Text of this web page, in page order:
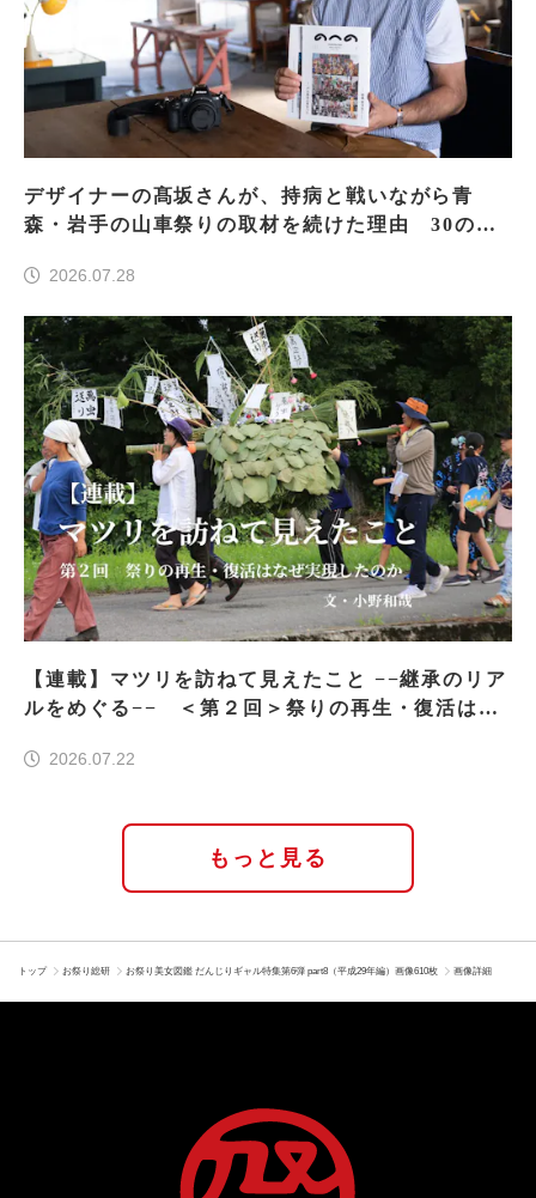
デザイナーの髙坂さんが、持病と戦いながら青
森・岩手の山車祭りの取材を続けた理由 30の山
2026.07.28
【連載】マツリを訪ねて見えたこと −−継承のリア
ルをめぐる−− ＜第２回＞祭りの再生・復活はな
2026.07.22
もっと見る
トップ お祭り総研 お祭り美女図鑑 だんじりギャル特集第6弾 part8（平成29年編）画像610枚 画像詳細